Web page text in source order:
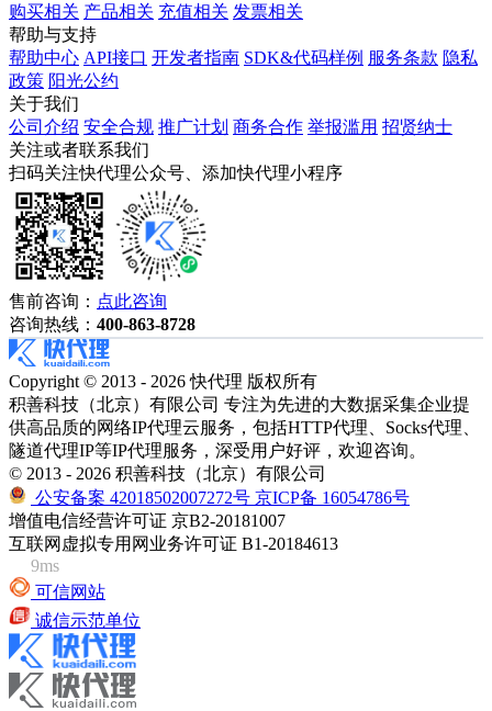
购买相关 产品相关 充值相关 发票相关
帮助与支持
帮助中心 API接口 开发者指南 SDK&代码样例 服务条款 隐私
政策 阳光公约
关于我们
公司介绍 安全合规 推广计划 商务合作 举报滥用 招贤纳士
关注或者联系我们
扫码关注快代理公众号、添加快代理小程序
售前咨询： 点此咨询
咨询热线： 400-863-8728
Copyright © 2013 - 2026 快代理 版权所有
积善科技（北京）有限公司 专注为先进的大数据采集企业提
供高品质的网络IP代理云服务，包括HTTP代理、Socks代理、
隧道代理IP等IP代理服务，深受用户好评，欢迎咨询。
© 2013 - 2026 积善科技（北京）有限公司
公安备案 42018502007272号 京ICP备 16054786号
增值电信经营许可证 京B2-20181007
互联网虚拟专用网业务许可证 B1-20184613
9ms
可信网站
诚信示范单位